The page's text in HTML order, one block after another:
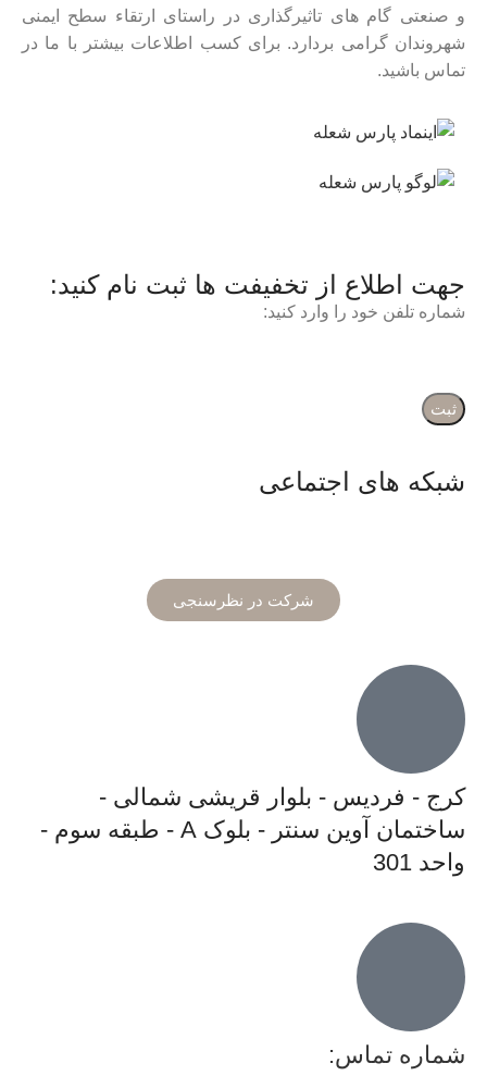
و صنعتی گام های تاثیرگذاری در راستای ارتقاء سطح ایمنی
شهروندان گرامی بردارد. برای کسب اطلاعات بیشتر با ما در
تماس باشید.
جهت اطلاع از تخفیفت ها ثبت نام کنید:
شماره تلفن خود را وارد کنید:
شبکه های اجتماعی
شرکت در نظرسنجی
کرج - فردیس - بلوار قریشی شمالی -
ساختمان آوین سنتر - بلوک A - طبقه سوم -
واحد 301
شماره تماس: